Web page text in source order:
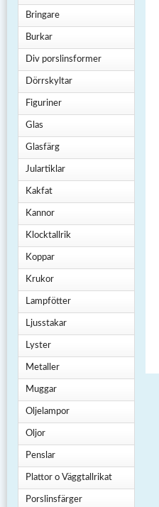
Bringare
Burkar
Div porslinsformer
Dörrskyltar
Figuriner
Glas
Glasfärg
Julartiklar
Kakfat
Kannor
Klocktallrik
Koppar
Krukor
Lampfötter
Ljusstakar
Lyster
Metaller
Muggar
Oljelampor
Oljor
Penslar
Plattor o Väggtallrikat
Porslinsfärger